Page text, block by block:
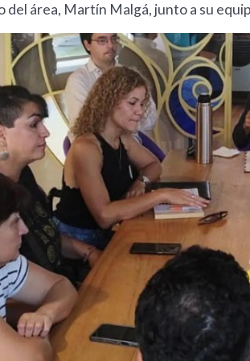
del área, Martín Malgá, junto a su